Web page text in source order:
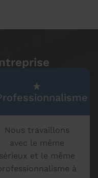
★
Nous travaillons
avec le même
sérieux et le même
à